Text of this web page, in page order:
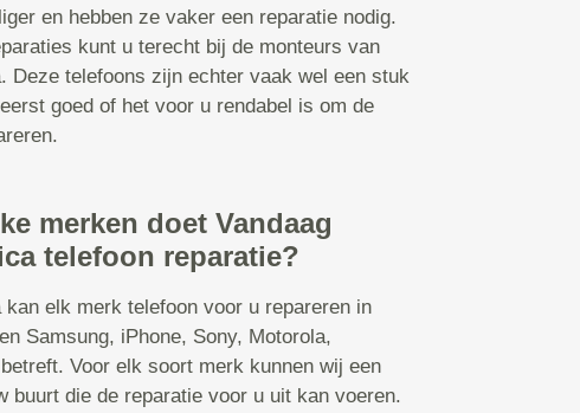
en hebben ze vaker een reparatie nodig.
kunt u terecht bij de monteurs van
Deze telefoons zijn echter vaak wel een stuk
goed of het voor u rendabel is om de
merken doet Vandaag
telefoon reparatie?
kan elk merk telefoon voor u repareren in
Samsung, iPhone, Sony, Motorola,
Voor elk soort merk kunnen wij een
buurt die de reparatie voor u uit kan voeren.